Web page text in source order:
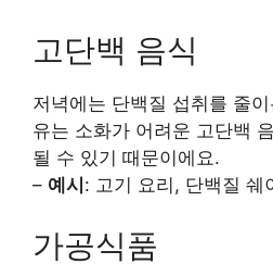
고단백 음식
저녁에는 단백질 섭취를 줄
유는 소화가 어려운 고단백
될 수 있기 때문이에요.
– 예시 : 고기 요리, 단백질 쉐
가공식품